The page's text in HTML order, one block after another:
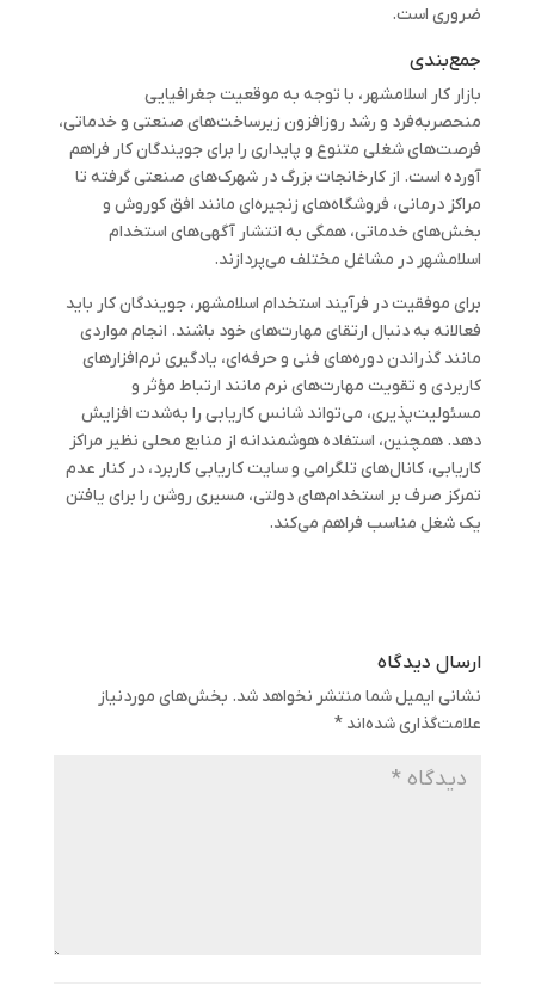
ضروری است.
جمع‌بندی
بازار کار اسلامشهر، با توجه به موقعیت جغرافیایی
منحصربه‌فرد و رشد روزافزون زیرساخت‌های صنعتی و خدماتی،
فرصت‌های شغلی متنوع و پایداری را برای جویندگان کار فراهم
آورده است. از کارخانجات بزرگ در شهرک‌های صنعتی گرفته تا
مراکز درمانی، فروشگاه‌های زنجیره‌ای مانند افق کوروش و
بخش‌های خدماتی، همگی به انتشار آگهی‌های استخدام
اسلامشهر در مشاغل مختلف می‌پردازند.
برای موفقیت در فرآیند استخدام اسلامشهر، جویندگان کار باید
فعالانه به دنبال ارتقای مهارت‌های خود باشند. انجام مواردی
مانند گذراندن دوره‌های فنی و حرفه‌ای، یادگیری نرم‌افزارهای
کاربردی و تقویت مهارت‌های نرم مانند ارتباط مؤثر و
مسئولیت‌پذیری، می‌تواند شانس کاریابی را به‌شدت افزایش
دهد. همچنین، استفاده هوشمندانه از منابع محلی نظیر مراکز
کاریابی، کانال‌های تلگرامی و سایت کاریابی کاربرد، در کنار عدم
تمرکز صرف بر استخدام‌های دولتی، مسیری روشن‌ را برای یافتن
یک شغل مناسب فراهم می‌کند.
ارسال دیدگاه
نشانی ایمیل شما منتشر نخواهد شد. بخش‌های موردنیاز
علامت‌گذاری شده‌اند *